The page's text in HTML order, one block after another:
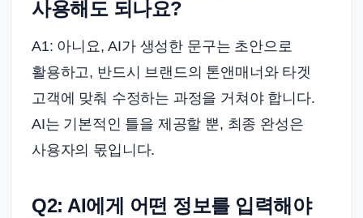
사용해도 되나요?
A1: 아니요, AI가 생성한 문구는 초안으로
활용하고, 반드시 브랜드의 톤앤매너와 타겟
고객에 맞춰 수정하는 과정을 거쳐야 합니다.
AI는 기본적인 틀을 제공할 뿐, 최종 완성은
사용자의 몫입니다.
Q2: AI에게 어떤 정보를 입력해야